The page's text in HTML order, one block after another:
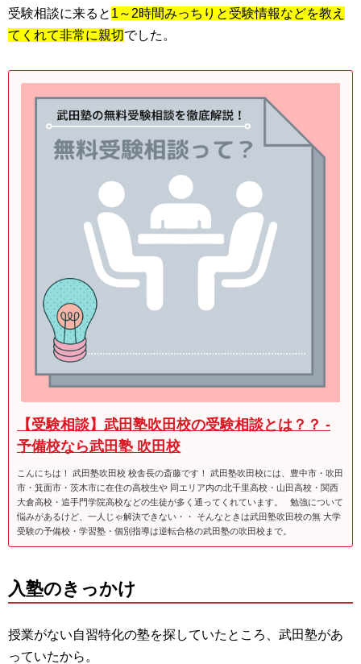
受験相談に来ると 1～2時間みっちりと受験情報などを教え
てくれて非常に親切でした。
【受験相談】武田塾吹田校の受験相談とは？？ -
予備校なら武田塾 吹田校
こんにちは！ 武田塾吹田校 校舎長の斎藤です！ 武田塾吹田校には、豊中市・吹田
市・箕面市・茨木市に在住の高校生や 同エリア内の北千里高校・山田高校・関西
大倉高校・追手門学院高校などの生徒が多く通ってくれています。 勉強について
悩みがあるけど、一人じゃ解決できない・・ そんなときは武田塾吹田校の無 大学
受験の予備校・学習塾・個別指導は逆転合格の武田塾の吹田校まで。
入塾のきっかけ
授業がない自習特化の塾を探していたところ、武田塾があ
っていたから。